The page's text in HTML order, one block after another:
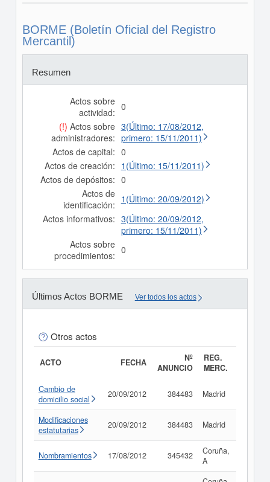
BORME (Boletín Oficial del Registro
Mercantil)
Resumen
Actos sobre
actividad: 0
(!) Actos sobre
administradores:
3(Último: 17/08/2012,
primero: 15/11/2011)
Actos de capital: 0
Actos de creación: 1(Último: 15/11/2011)
Actos de depósitos: 0
Actos de
identificación: 1(Último: 20/09/2012)
Actos informativos: 3(Último: 20/09/2012,
primero: 15/11/2011)
Actos sobre
procedimientos: 0
Últimos Actos BORME Ver todos los actos
Otros actos
ACTO FECHA
Nº
ANUNCIO
REG.
MERC.
Cambio de
domicilio social
20/09/2012 384483 Madrid
Modificaciones
estatutarias
20/09/2012 384483 Madrid
Nombramientos 17/08/2012 345432
Coruña,
A